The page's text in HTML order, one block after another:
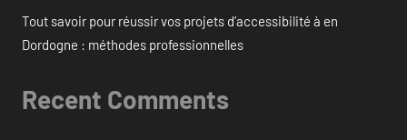
Tout savoir pour réussir vos projets d’accessibilité à en
Dordogne : méthodes professionnelles
Recent Comments